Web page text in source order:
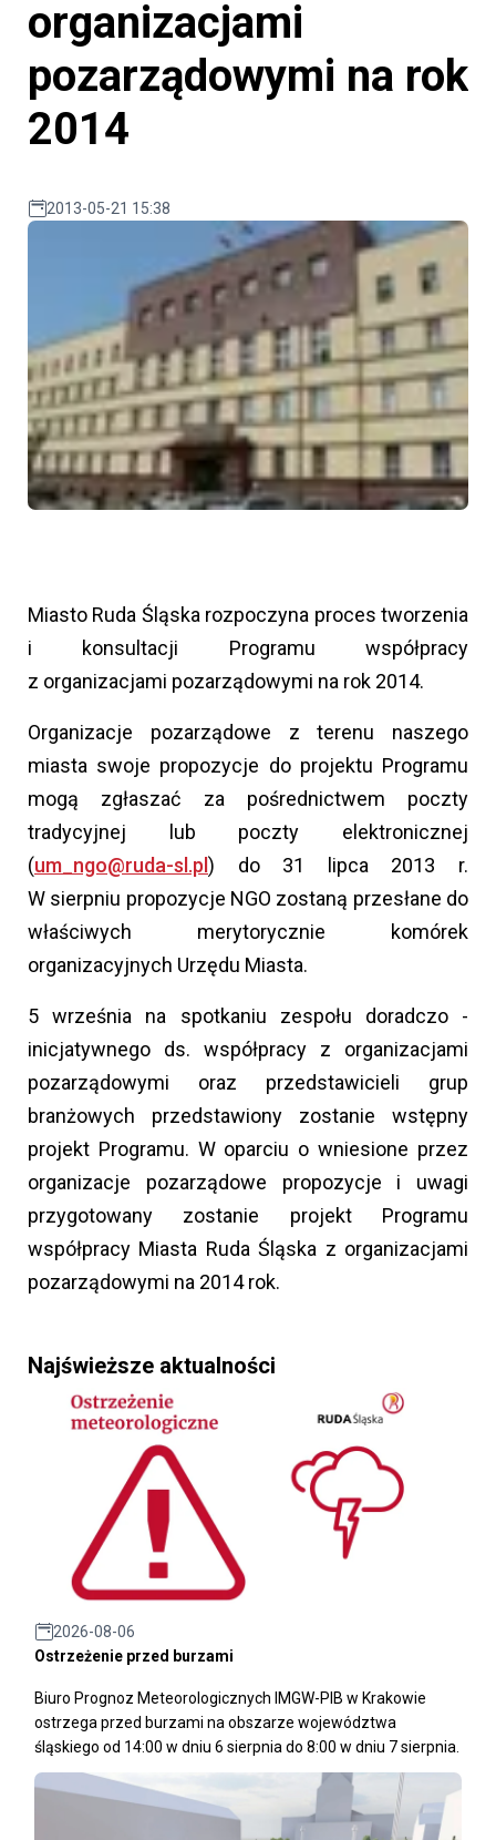
organizacjami
pozarządowymi na rok
2014
2013-05-21 15:38
Miasto Ruda Śląska rozpoczyna proces tworzenia
i konsultacji Programu współpracy
z organizacjami pozarządowymi na rok 2014.
Organizacje pozarządowe z terenu naszego
miasta swoje propozycje do projektu Programu
mogą zgłaszać za pośrednictwem poczty
tradycyjnej lub poczty elektronicznej
(um_ngo@ruda-sl.pl ) do 31 lipca 2013 r.
W sierpniu propozycje NGO zostaną przesłane do
właściwych merytorycznie komórek
organizacyjnych Urzędu Miasta.
5 września na spotkaniu zespołu doradczo -
inicjatywnego ds. współpracy z organizacjami
pozarządowymi oraz przedstawicieli grup
branżowych przedstawiony zostanie wstępny
projekt Programu. W oparciu o wniesione przez
organizacje pozarządowe propozycje i uwagi
przygotowany zostanie projekt Programu
współpracy Miasta Ruda Śląska z organizacjami
pozarządowymi na 2014 rok.
Najświeższe aktualności
2026-08-06
Ostrzeżenie przed burzami
Biuro Prognoz Meteorologicznych IMGW-PIB w Krakowie
ostrzega przed burzami na obszarze województwa
śląskiego od 14:00 w dniu 6 sierpnia do 8:00 w dniu 7 sierpnia.